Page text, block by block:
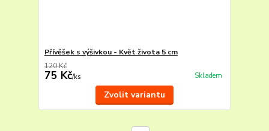
Přívěšek s výšivkou - Květ života 5 cm
120 Kč
75 Kč/ks Skladem
Zvolit variantu